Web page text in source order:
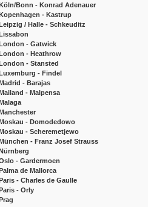
Bonn - Konrad Adenauer
- Kastrup
/ Halle - Schkeuditz
- Gatwick
- Heathrow
- Stansted
- Findel
- Barajas
- Malpensa
- Domodedowo
- Scheremetjewo
- Franz Josef Strauss
- Gardermoen
de Mallorca
- Charles de Gaulle
- Orly